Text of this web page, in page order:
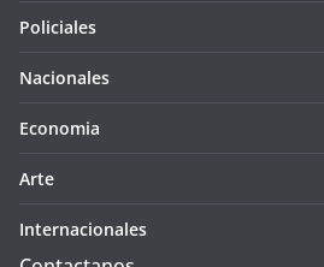
Policiales
Nacionales
Economia
Arte
Internacionales